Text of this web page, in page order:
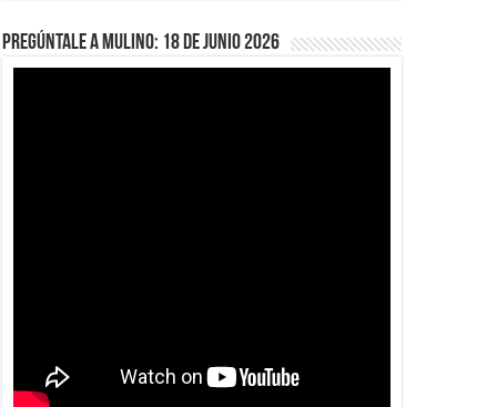
Pregúntale a Mulino: 18 de junio 2026